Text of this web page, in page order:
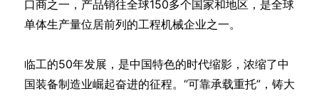
口商之一，产品销往全球150多个国家和地区，是全球
单体生产量位居前列的工程机械企业之一。
临工的50年发展，是中国特色的时代缩影，浓缩了中
国装备制造业崛起奋进的征程。“可靠承载重托”，铸大